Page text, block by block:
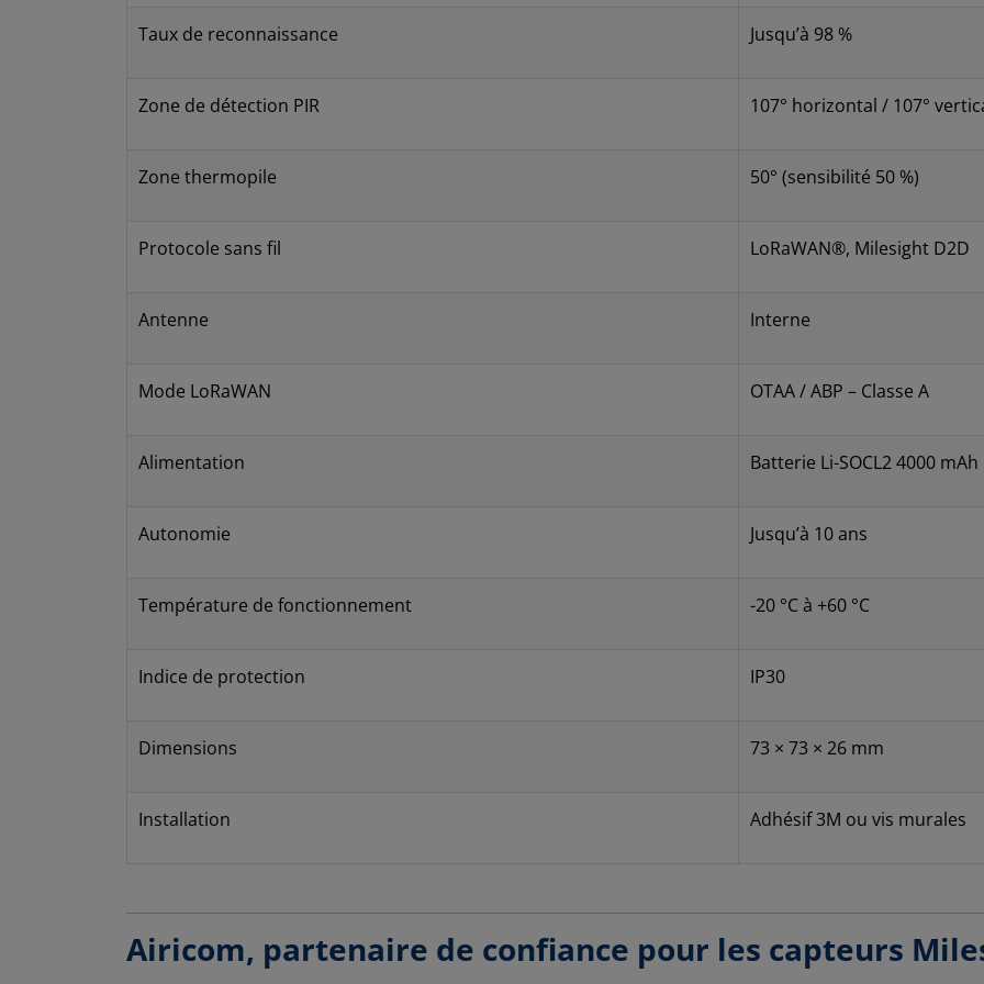
Taux de reconnaissance Jusqu’à 98 %
Zone de détection PIR 107° horizontal / 107°
Zone thermopile 50° (sensibilité 50 %)
Protocole sans fil LoRaWAN®, Milesight D2D
Antenne Interne
Mode LoRaWAN OTAA / ABP – Classe A
Alimentation Batterie Li-SOCL2 4000 mAh
Autonomie Jusqu’à 10 ans
Température de fonctionnement -20 °C à +60 °C
Indice de protection IP30
Dimensions 73 × 73 × 26 mm
Installation Adhésif 3M ou vis murales
Airicom, partenaire de confiance pour les capteurs